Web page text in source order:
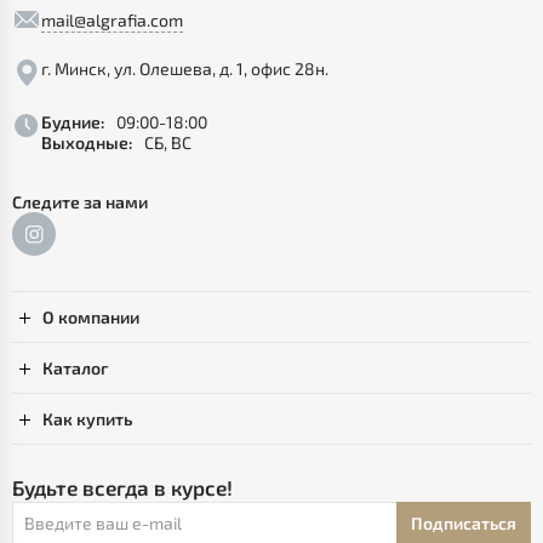
mail@algrafia.com
г. Минск, ул. Олешева, д. 1, офис 28н.
Будние:
09:00-18:00
Выходные: СБ, ВС
Следите за нами
О компании
Каталог
Как купить
Будьте всегда в курсе!
Подписаться